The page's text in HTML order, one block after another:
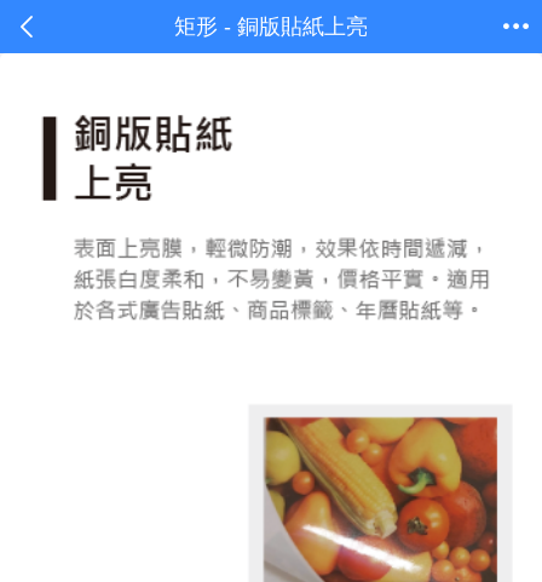
矩形 - 銅版貼紙上亮